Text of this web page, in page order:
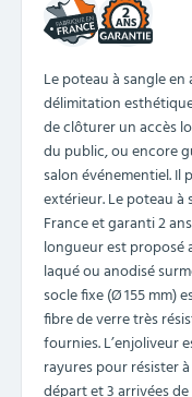
2
Le poteau à sangle
délimitation
de clôturer un accès
du public, ou encore
salon événementiel. Il
extérieur. Le poteau
France et garanti 2
longueur est proposé
laqué ou anodisé
socle fixe (Ø 155 mm)
fibre de verre très
fournies. L’enjoliveur
rayures pour résister